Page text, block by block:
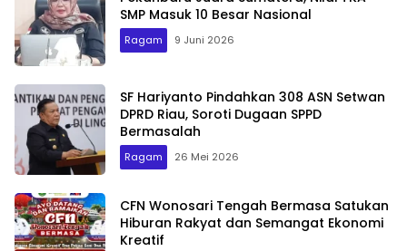
SMP Masuk 10 Besar Nasional
Ragam 9 Juni 2026
SF Hariyanto Pindahkan 308 ASN Setwan
DPRD Riau, Soroti Dugaan SPPD
Bermasalah
Ragam 26 Mei 2026
CFN Wonosari Tengah Bermasa Satukan
Hiburan Rakyat dan Semangat Ekonomi
Kreatif